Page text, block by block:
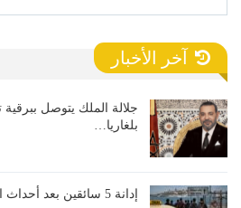
آخر الأخبار
جلالة الملك يتوصل
بلغاريا…
إدانة 5 سائقين بعد أحداث الهجرة الجماعية